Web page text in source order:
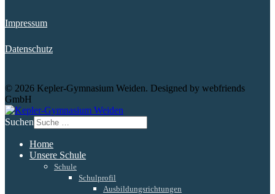
Impressum
Datenschutz
© 2026 Kepler-Gymnasium Weiden. Designed by webfriends
GmbH
Suchen
Home
Unsere Schule
Schule
Schulprofil
Ausbildungsrichtungen